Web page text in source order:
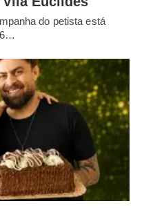
do petista está